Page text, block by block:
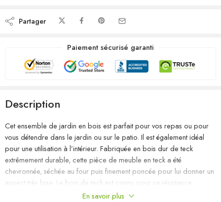
Partager
Paiement sécurisé garanti
Description
Cet ensemble de jardin en bois est parfait pour vos repas ou pour
vous détendre dans le jardin ou sur le patio. Il est également idéal
pour une utilisation à l’intérieur. Fabriquée en bois dur de teck
extrêmement durable, cette pièce de meuble en teck a été
chevronnée, séchée au four puis finement poncée pour lui donner un
aspect très lisse. Le bois de teck est connu pour sa résistance
exceptionnelle aux intempéries, ce qui le rend bien plus adapté aux
En savoir plus